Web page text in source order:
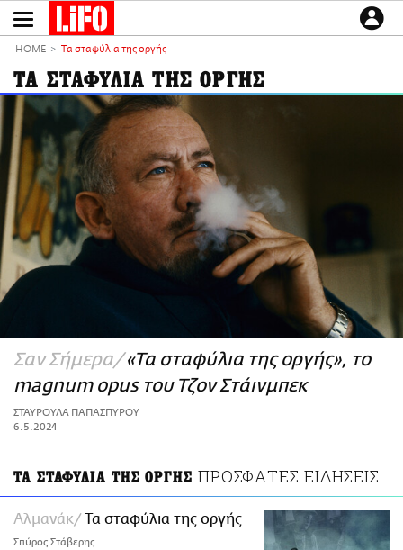
το
LIFO SHOP
NEWSLETTER
ΜΙΚΡΟΠΡΑΓΜΑΤΑ
THE GOOD LIFO
LIFOLAND
CITY GUIDE
ΑΜΠΑ
PRINT
ΕΙΔΗΣΕΙΣ
CULTURE
ΑΠΟΨΕΙΣ
ΤΡΟΠΟΣ ΖΩΗΣ
PODCASTS
Plus
HOME Τα σταφύλια της οργής
ΤΑ ΣΤΑΦΥΛΙΑ ΤΗΣ ΟΡΓΗΣ
Σαν Σήμερα «Τα σταφύλια της οργής», το
magnum opus του Τζον Στάινμπεκ
ΣΤΑΥΡΟΥΛΑ ΠΑΠΑΣΠΥΡΟΥ
6.5.2024
ΤΑ ΣΤΑΦΥΛΙΑ ΤΗΣ ΟΡΓΗΣ ΠΡΟΣΦΑΤΕΣ ΕΙΔΗΣΕΙΣ
Αλμανάκ Τα σταφύλια της οργής
Σπύρος Στάβερης